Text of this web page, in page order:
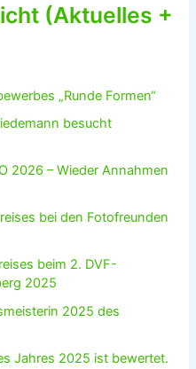
(Aktuelles +
„Runde Formen“
besucht
2026 – Wieder Annahmen
bei den Fotofreunden
beim 2. DVF-
2025
2025 des
Jahres 2025 ist bewertet.